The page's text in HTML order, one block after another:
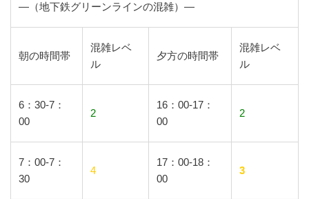
―（地下鉄グリーンラインの混雑）―
朝の時間帯
混雑レベ
ル
夕方の時間帯
混雑レベ
ル
6：30-7：
00
2
16：00-17：
00
2
7：00-7：
30
4
17：00-18：
00
3